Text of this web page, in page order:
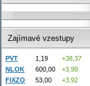
Zajímavé vzestupy
PVT 1,19
+38,37
NLOK
600,00
+3,99
FIXZO
53,00
+3,92